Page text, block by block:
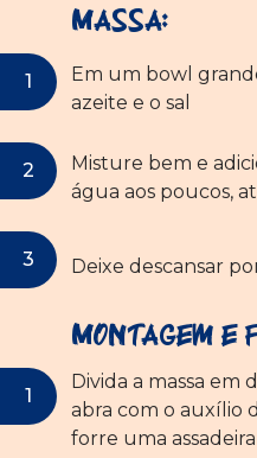
Massa:
Em um bowl
azeite e o sal
Misture bem e
água aos poucos,
Deixe descansar
Montagem e
Divida a massa em
abra com o auxílio
forre uma